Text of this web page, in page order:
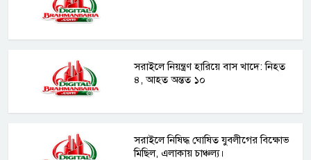
সরাইলে নিয়ন্ত্রণ হারিয়ে বাস খাদে: নিহত
৪, আহত অন্তত ১০
সরাইলে নিষিদ্ধ ঘোষিত যুবলীগের বিক্ষোভ
মিছিল, এলাকায় চাঞ্চল্য।